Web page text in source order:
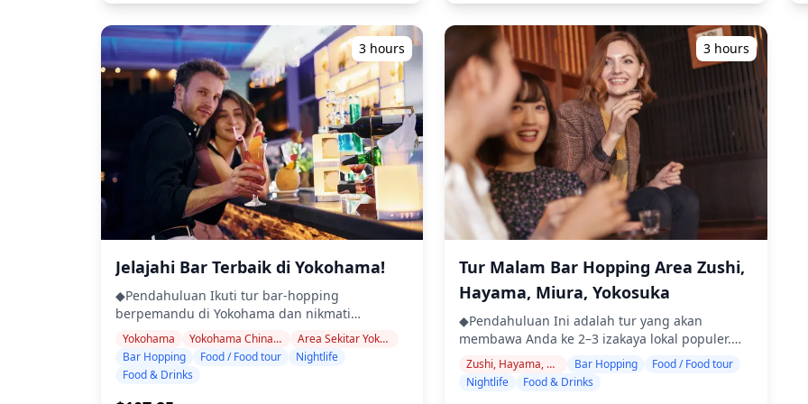
terbaik untuk menikmati Enoshima adalah
dengan menikmati masakan makanan lautnya
di siang hari dan kemudian merasakan budaya
izakaya di area stasiun terdekat di malam hari. !
[](https://assets.hldycdn.com/cf9ccf88-3eb0-
409a-91c4-dd182eb07c7d.webp?
w=1200&h=800&fit=crop&q=80) ![]
(https://assets.hldycdn.com/50e9a869-6cc3-
4adc-9b60-5ab1d2350257.webp?
w=1200&h=800&fit=crop&q=80) ![]
(https://assets.hldycdn.com/4a6bee8e-4de1-
40ed-8d50-22750c96207d.webp?
w=1200&h=800&fit=crop&q=80) ![]
(https://assets.hldycdn.com/c9fab4b0-4d90-
416d-af80-0a369ebc8bbe.jpg?
w=1200&h=800&fit=crop&q=80) ![]
(https://assets.hldycdn.com/43a0b6c4-9cf3-
4be7-a867-f7ef57cd63f7.webp?
w=1200&h=800&fit=crop&q=80)
46bc-b3b4-1775c6898ac5.jpg?
w=1200&h=800&fit=crop&q=80) ![]
(https://assets.hldycdn.com/d9dd33de-0491-
4cfc-8e6c-5812df791c28.jpg?
w=1200&h=800&fit=crop&q=80) ![]
(https://assets.hldycdn.com/19cf17e4-2d11-
425b-9139-5d5cfb71f209.jpg?
w=1200&h=800&fit=crop&q=80) ![]
(https://assets.hldycdn.com/970ee883-b322-
495d-b73e-9ad33f4b9e08.jpg?
w=1200&h=800&fit=crop&q=80) ![]
(https://assets.hldycdn.com/d4df9c69-10c0-
4afc-930e-e97301c8dbd5.jpg?
w=1200&h=800&fit=crop&q=80)
Enoshima adalah tujuan populer di mana
sejarah ibu kota kuno bertemu dengan suasana
resor tepi laut. Pada siang hari, pengunjung
menikmati menjelajahi kuil dan tempat suci,
berjalan-jalan di sepanjang Jalan Komachi
dengan banyak warung makanannya, dan
menikmati makanan laut segar di Enoshima. Di
malam hari, suasananya menjadi lebih tenang.
Di sekitar Stasiun Kamakura, Anda akan
menemukan kelompok izakaya dan tempat
makan, sehingga memungkinkan untuk
menikmati bar hopping di dua atau tiga tempat
dalam jarak berjalan kaki. Meskipun skalanya
oleh penduduk setempat dan menawarkan
suasana yang hangat dan ramah. Sebaliknya,
Enoshima memiliki lebih sedikit pilihan tempat
cocok untuk bar hopping, tetapi jika Anda
menuju ke Katase-Enoshima atau Stasiun
Fujisawa, Anda akan menemukan izakaya dan
bar yang sering dikunjungi oleh penduduk
Kannai dan Isezakicho penuh dengan izakaya,
bar, dan klub jazz, cocok untuk malam yang
elegan. Di dekatnya, Noge adalah distrik bar-
hopping utama, tempat gang-gang sempit
dipenuhi dengan bar berdiri dan pub retro. Di
sekitar Stasiun Kawasaki, kedai lokal
menciptakan suasana bersahaja yang ideal
untuk minum santai. Di seluruh prefektur,
tempat-tempat unik menanti. Di daerah Shonan
seperti Fujisawa dan Chigasaki, izakaya
makanan laut menawarkan hasil tangkapan
segar di tepi laut. Odawara memberikan
berfokus pada ikan, sementara Yokosuka
mencerminkan warisan angkatan lautnya
dengan suasana bar internasional yang kuat.
Beberapa tempat mungkin tidak berbahasa
Inggris, tetapi dengan pemandu lokal Anda
dapat bersantai dan menikmati. Di daerah
tertentu, bar mungkin terbatas, jadi kami akan
memeriksa apakah bar hopping
tidak mencakup semua area) ・Nikmati
ketenangan pikiran dengan pemandu yang
ramah, bahkan di tempat-tempat yang mungkin
tidak menggunakan bahasa Inggris ・Tur
kelompok kecil memastikan pengalaman yang
lebih pribadi dan otentik ◆Termasuk ・Sekitar 6
minuman total ・Makan malam: hidangan
izakaya dan makanan khas lokal ・Kunjungi 2–3
tempat — seperti warung makan, izakaya, atau
bar — bersama dengan pemandu lokal ◆Tidak
Termasuk ・Penjemputan dan pengantaran
hotel ・Tip ・Biaya transportasi ・Minuman
atau makanan tambahan yang tidak termasuk
dalam biaya tur ・Pengeluaran pribadi atau
belanja ◆Info Tambahan ・Jumlah peserta
maksimum untuk tur ini adalah 8 orang. ・
Anak-anak harus didampingi oleh orang
dewasa. ・Alkohol hanya disajikan untuk
peserta berusia 20 tahun ke atas (usia minum
legal di Jepang). ・Harap dicatat bahwa
makanan disiapkan di dapur yang terpisah dari
Holiday Travel, jadi kami tidak dapat menjamin
Menara Landmark Yokohama (tur tidak
mencakup semua area sekitarnya) ・Nikmati
ketenangan pikiran dengan pemandu yang
ramah, bahkan di tempat-tempat yang mungkin
tidak menggunakan Bahasa Inggris ・Tur
kelompok kecil memastikan pengalaman yang
lebih pribadi dan otentik ◆Termasuk ・Sekitar 6
minuman total ・Makan malam: hidangan
izakaya dan makanan khas lokal ・Kunjungi 2–3
tempat — seperti warung makan, izakaya, atau
bar — bersama dengan pemandu lokal ◆Tidak
Termasuk ・Penjemputan dan pengantaran
hotel ・Tip ・Biaya transportasi ・Minuman
atau makanan tambahan yang tidak termasuk
dalam biaya tur ・Pengeluaran pribadi atau
maksimum untuk tur ini adalah 8 orang. ・
Anak-anak harus didampingi oleh orang
dewasa. ・Alkohol hanya disajikan untuk
peserta berusia 20 tahun ke atas (usia minum
legal di Jepang). ・Harap diperhatikan bahwa
makanan disiapkan di dapur yang terpisah dari
3 hours
Jelajahi Bar Terbaik di Yokohama!
◆Pendahuluan Ikuti tur bar-hopping
berpemandu di Yokohama dan nikmati
makanan serta minuman lokal. Yokohama
menawarkan berbagai area untuk dijelajahi: di
Noge, izakaya dan pub kecil berjejer di jalanan
Yokohama Yokohama Chinatown
Area Sekitar Yokohama Landmark Tower
Bar Hopping
Food / Food tour
Nightlife
Food & Drinks
3 hours
Tur Malam Bar Hopping Area Zushi,
Hayama, Miura, Yokosuka
◆Pendahuluan Ini adalah tur yang akan
membawa Anda ke 2–3 izakaya lokal populer.
Bersantai dan nikmati makanan dan minuman
daerah dengan santai. Cukup bawa uang tunai,
dan serahkan sisanya kepada kami. Mari
Zushi, Hayama, Miura, Yokosuka Bar Hopping
Food / Food tour
Nightlife
Food & Drinks